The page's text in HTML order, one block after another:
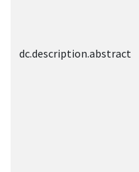
dc.description.abstract